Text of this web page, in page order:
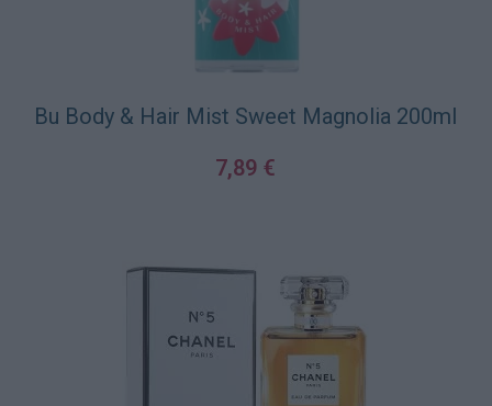
Bu Body & Hair Mist Sweet Magnolia 200ml
7,89 €